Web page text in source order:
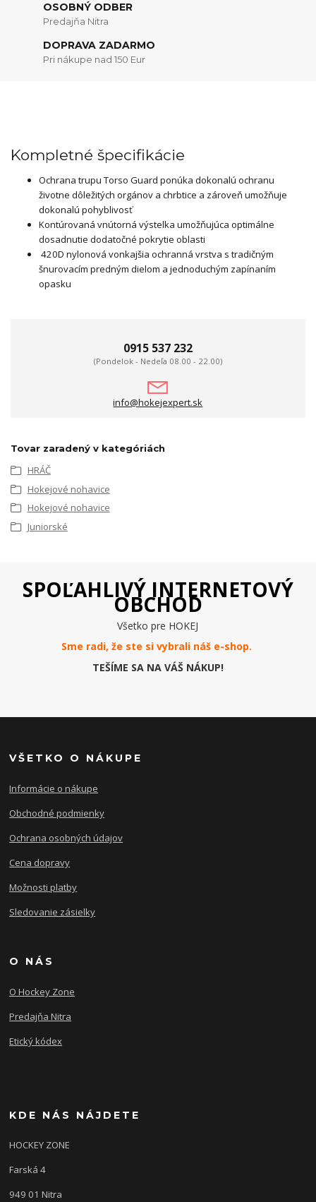
OSOBNÝ ODBER
Predajňa Nitra
DOPRAVA ZADARMO
Pri nákupe nad 150 Eur
Kompletné špecifikácie
Ochrana trupu Torso Guard ponúka dokonalú ochranu
životne dôležitých orgánov a chrbtice a zároveň umožňuje
dokonalú pohyblivosť
Kontúrovaná vnútorná výstelka umožňujúca optimálne
dosadnutie dodatočné pokrytie oblasti
420D nylonová vonkajšia ochranná vrstva s tradičným
šnurovacím predným dielom a jednoduchým zapínaním
opasku
0915 537 232
(Pondelok - Nedeľa 08.00 - 22.00)
info@hokejexpert.sk
Tovar zaradený v kategóriách
HRÁČ
Hokejové nohavice
Hokejové nohavice
Juniorské
SPOĽAHLIVÝ INTERNETOVÝ
OBCHOD
Všetko pre HOKEJ
Sme radi, že ste si vybrali náš e-shop.
TEŠÍME SA NA VÁŠ NÁKUP!
VŠETKO O NÁKUPE
Informácie o nákupe
Obchodné podmienky
Ochrana osobných údajov
Cena dopravy
Možnosti platby
Sledovanie zásielky
O NÁS
O Hockey Zone
Predajňa Nitra
Etický kódex
KDE NÁS NÁJDETE
HOCKEY ZONE
Farská 4
949 01 Nitra